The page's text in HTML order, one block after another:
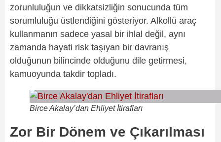
zorunluluğun ve dikkatsizliğin sonucunda tüm
sorumluluğu üstlendiğini gösteriyor. Alkollü araç
kullanmanın sadece yasal bir ihlal değil, aynı
zamanda hayati risk taşıyan bir davranış
olduğunun bilincinde olduğunu dile getirmesi,
kamuoyunda takdir topladı.
Birce Akalay’dan Ehliyet İtirafları
Zor Bir Dönem ve Çıkarılması